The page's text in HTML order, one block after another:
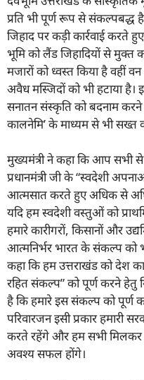
प्रति भी पूर्ण रूप से संकल्पबद्ध
जिहाद पर कड़ी कार्रवाई करते
भूमि को लैंड जिहादियों से
मजारों को ध्वस्त किया है वहीं
अवैध मस्जिदों को भी हटाया है।
सनातन संस्कृति को बदनाम
कालनेमि’ के माध्यम से भी सख्त
मुख्यमंत्री ने कहा कि आप सभी
प्रधानमंत्री जी के “स्वदेशी
आत्मसात करते हुए अधिक से
यदि हम स्वदेशी वस्तुओं को
हमारे कारीगरों, किसानों और
आत्मनिर्भर भारत के संकल्प को
कहा कि हम उत्तराखंड को देश
रहित संकल्प” को पूर्ण करने हेतु
है कि हमारे इस संकल्प को पूर्ण
परिवारजन इसी प्रकार हमारी
करते रहेंगे और हम सभी मिलकर
अवश्य सफल होंगे।